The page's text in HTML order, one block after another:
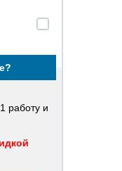
1 работу и